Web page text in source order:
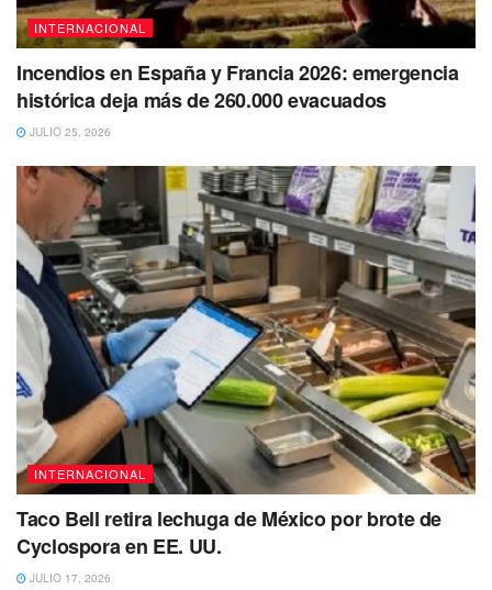
INTERNACIONAL
Incendios en España y Francia 2026: emergencia
histórica deja más de 260.000 evacuados
JULIO 25, 2026
INTERNACIONAL
Taco Bell retira lechuga de México por brote de
Cyclospora en EE. UU.
JULIO 17, 2026